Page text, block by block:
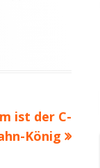
ist der C-
König